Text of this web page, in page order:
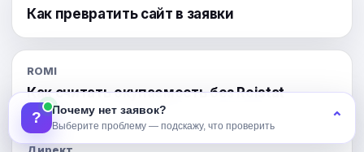
? Почему нет заявок?
Выберите проблему — подскажу, что проверить ⌃
Как превратить сайт в заявки
ROMI
Как считать окупаемость без Roistat